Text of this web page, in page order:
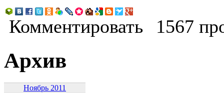
Комментировать
1567
Архив
Ноябрь 2011